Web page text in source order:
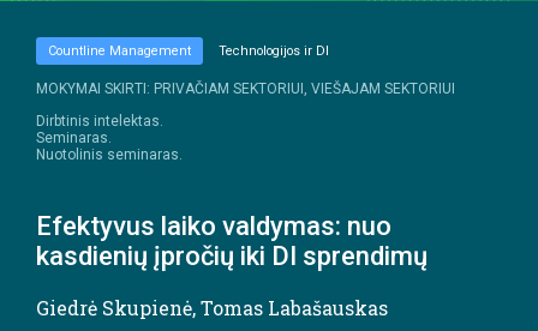
Countline Management Technologijos ir DI
MOKYMAI SKIRTI: PRIVAČIAM SEKTORIUI, VIEŠAJAM SEKTORIUI
Dirbtinis intelektas.
Seminaras.
Nuotolinis seminaras.
Efektyvus laiko valdymas: nuo
kasdienių įpročių iki DI sprendimų
Giedrė Skupienė,Tomas Labašauskas